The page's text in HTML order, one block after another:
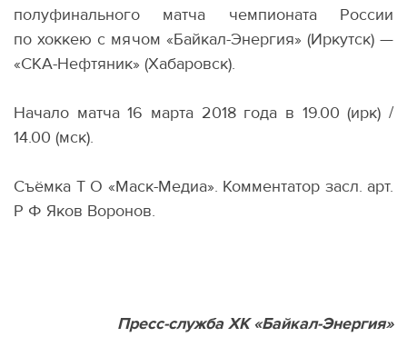
полуфинального матча чемпионата России
по хоккею с мячом «Байкал-Энергия» (Иркутск) —
«СКА-Нефтяник» (Хабаровск).
Начало матча 16 марта 2018 года в 19.00 (ирк) /
14.00 (мск).
Съёмка Т О «Маск-Медиа». Комментатор засл. арт.
Р Ф Яков Воронов.
Пресс-служба ХК «Байкал-Энергия»